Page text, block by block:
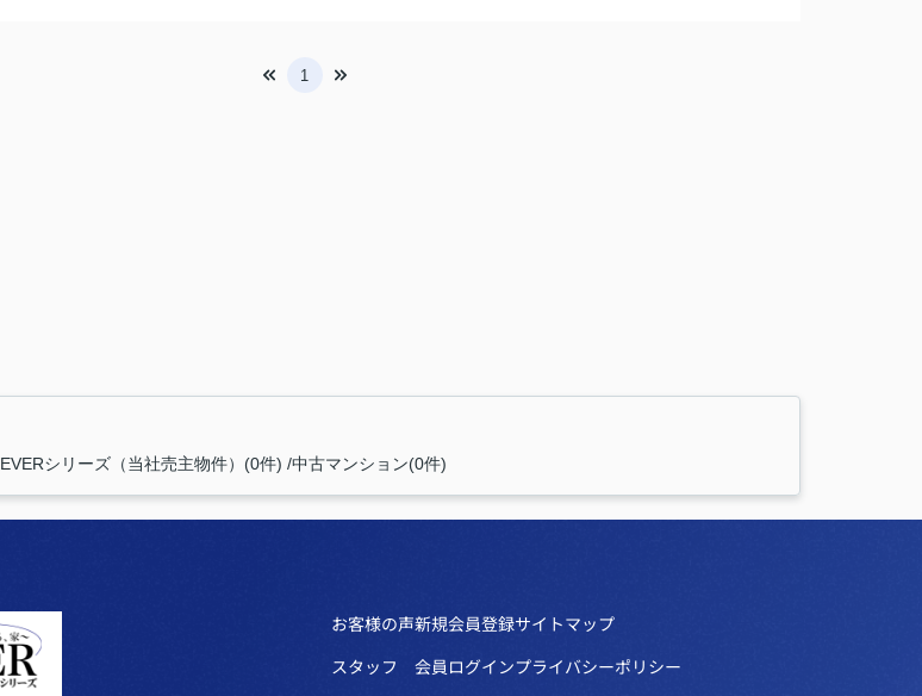
1
EVERシリーズ（当社売主物件）(0件) 中古マンション(0件)
お客様の声
スタッフ
新規会員登録
会員ログイン
サイトマップ
プライバシーポリシー